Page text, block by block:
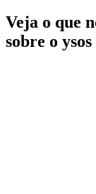
Veja o que
sobre o ysos